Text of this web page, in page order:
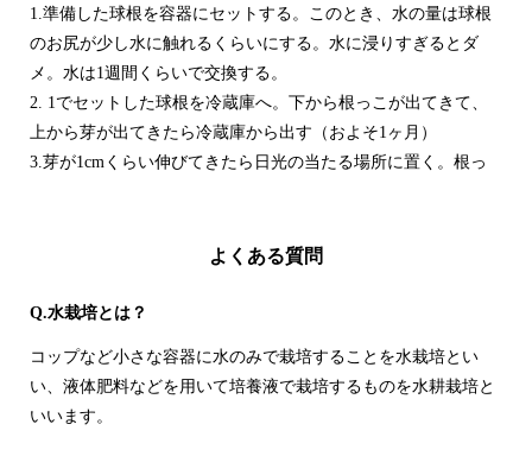
1.準備した球根を容器にセットする。このとき、水の量は球根
のお尻が少し水に触れるくらいにする。水に浸りすぎるとダ
メ。水は1週間くらいで交換する。
2. 1でセットした球根を冷蔵庫へ。下から根っこが出てきて、
上から芽が出てきたら冷蔵庫から出す（およそ1ヶ月）
3.芽が1cmくらい伸びてきたら日光の当たる場所に置く。根っ
ヒヤシンスは長ければ3か月間楽しめ、ふんわりと香るので栽
よくある質問
Q.水栽培とは？
コップなど小さな容器に水のみで栽培することを水栽培とい
い、液体肥料などを用いて培養液で栽培するものを水耕栽培と
いいます。